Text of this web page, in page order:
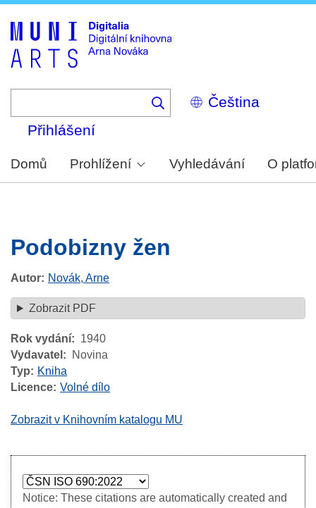
Select
your
Přihlášení
Domů Prohlížení Vyhledávání O
Podobizny žen
Autor Novák, Arne
Zobrazit PDF
Rok vydání
1940
Vydavatel
Novina
Typ
Kniha
Licence Volné dílo
Zobrazit v Knihovním katalogu MU
Notice: These citations are automatically created and